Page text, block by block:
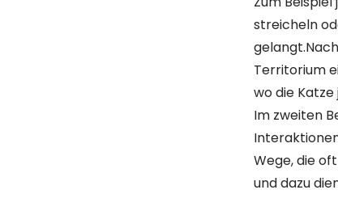
streicheln
Territorium
wo die
Im zweiten
Wege, die
und dazu